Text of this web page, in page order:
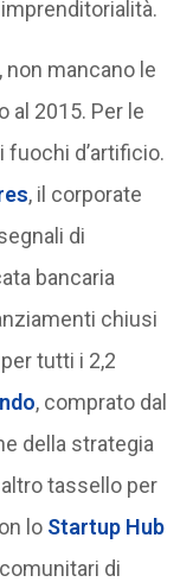
non mancano le
al 2015. Per le
d’artificio.
, il corporate
di
bancaria
chiusi
tutti i 2,2
, comprato dal
della strategia
tassello per
lo Startup Hub
di